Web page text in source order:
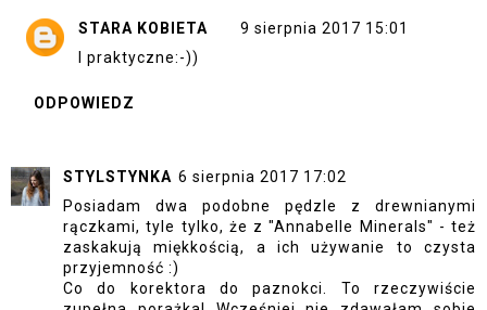
STARA KOBIETA
9 sierpnia 2017 15:01
I praktyczne:-))
ODPOWIEDZ
STYLSTYNKA 6 sierpnia 2017 17:02
Posiadam dwa podobne pędzle z drewnianymi
rączkami, tyle tylko, że z "Annabelle Minerals" - też
zaskakują miękkością, a ich używanie to czysta
przyjemność :)
Co do korektora do paznokci. To rzeczywiście